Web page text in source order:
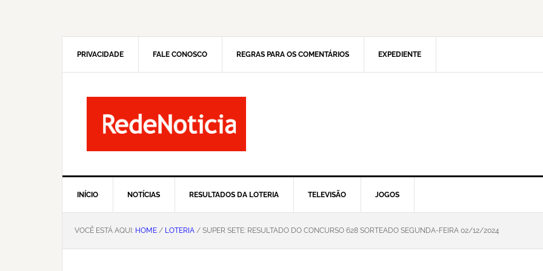
PRIVACIDADE FALE CONOSCO REGRAS PARA OS COMENTÁRIOS EXPEDIENTE
INÍCIO NOTÍCIAS RESULTADOS DA LOTERIA TELEVISÃO JOGOS
VOCÊ ESTÁ AQUI: HOME / LOTERIA / SUPER SETE: RESULTADO DO CONCURSO 628 SORTEADO SEGUNDA-FEIRA 02/12/2024